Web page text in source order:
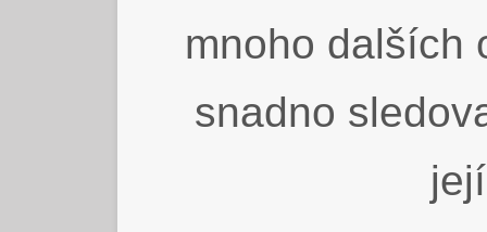
mnoho dalších
snadno